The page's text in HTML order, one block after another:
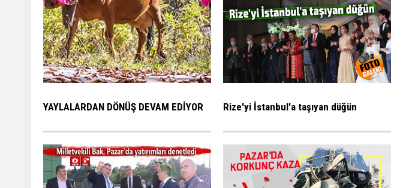
YAYLALARDAN DÖNÜŞ DEVAM EDİYOR Rize'yi İstanbul'a taşıyan düğün